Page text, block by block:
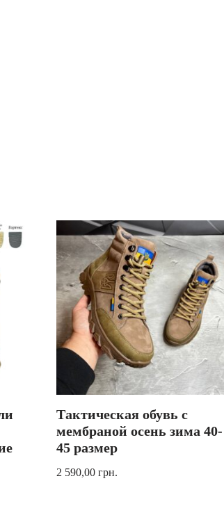
Тактическая обувь с
мембраной осень зима 40-
45 размер
2 590,00грн.